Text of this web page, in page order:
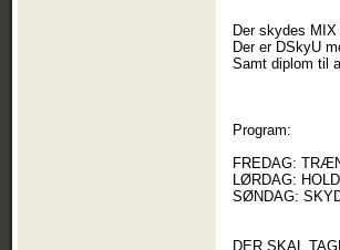
Der skydes
Der er DSkyU
Samt diplom til
Program:
FREDAG:
LØRDAG:
SØNDAG:
DER SKAL